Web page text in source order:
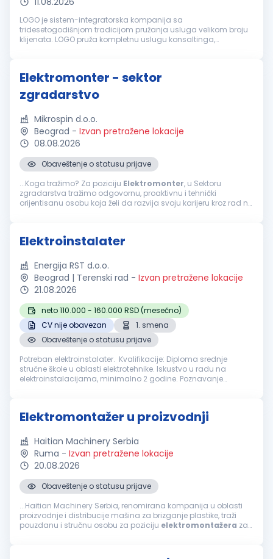
LOGO je sistem-integratorska kompanija sa
tridesetogodišnjom tradicijom pružanja usluga velikom broju
klijenata. LOGO pruža kompletnu uslugu konsaltinga,
Elektromonter - sektor
zgradarstvo
Mikrospin d.o.o.
Beograd - Izvan pretražene lokacije
08.08.2026
Obaveštenje o statusu prijave
...Koga tražimo? Za poziciju Elektromonter, u Sektoru
zgradarstva tražimo odgovornu, proaktivnu i tehnički
orijentisanu osobu koja želi da razvija svoju karijeru kroz rad na
Elektroinstalater
Energija RST d.o.o.
Beograd | Terenski rad - Izvan pretražene lokacije
21.08.2026
neto 110.000 - 160.000 RSD (mesečno)
CV nije obavezan
1. smena
Obaveštenje o statusu prijave
Potreban elektroinstalater. Kvalifikacije: Diploma srednje
stručne škole u oblasti elektrotehnike. Iskustvo u radu na
elektroinstalacijama, minimalno 2 godine. Poznavanje
Elektromontažer u proizvodnji
Haitian Machinery Serbia
Ruma - Izvan pretražene lokacije
20.08.2026
Obaveštenje o statusu prijave
...Haitian Machinery Serbia, renomirana kompanija u oblasti
proizvodnje i distribucije mašina za brizganje plastike, traži
pouzdanu i stručnu osobu za poziciju elektromontažera za